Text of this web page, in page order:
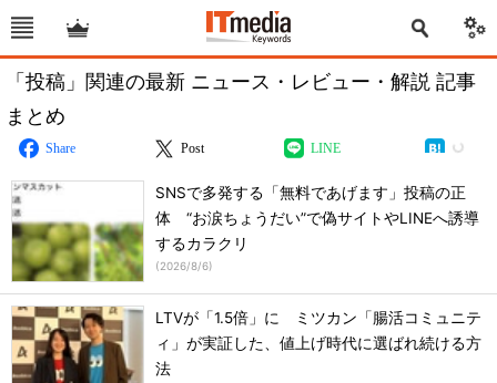
「投稿」関連の最新 ニュース・レビュー・解説 記事
まとめ
Share Post LINE
SNSで多発する「無料であげます」投稿の正
体 “お涙ちょうだい”で偽サイトやLINEへ誘導
するカラクリ
(2026/8/6)
LTVが「1.5倍」に ミツカン「腸活コミュニテ
ィ」が実証した、値上げ時代に選ばれ続ける方
法